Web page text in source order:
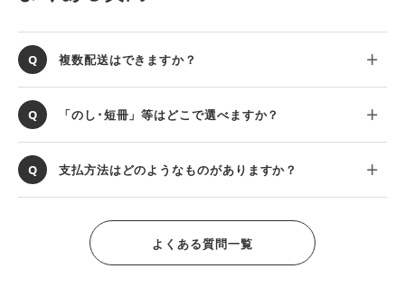
複数配送はできますか？
「のし･短冊」等はどこで選べますか？
支払方法はどのようなものがありますか？
よくある質問一覧